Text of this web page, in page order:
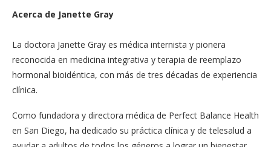
Acerca de Janette Gray
La doctora Janette Gray es médica internista y pionera
reconocida en medicina integrativa y terapia de reemplazo
hormonal bioidéntica, con más de tres décadas de experiencia
clínica.
Como fundadora y directora médica de Perfect Balance Health
en San Diego, ha dedicado su práctica clínica y de telesalud a